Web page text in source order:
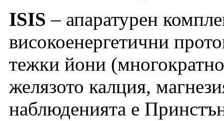
ISIS – апаратурен
високоенергетични
тежки йони
желязото калция,
наблюденията е